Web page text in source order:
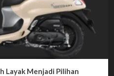
Layak Menjadi Pilihan